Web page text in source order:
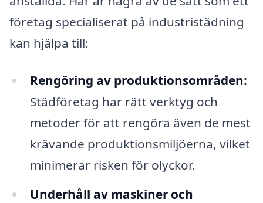
företag specialiserat på industristädning
kan hjälpa till:
Rengöring av produktionsområden:
Städföretag har rätt verktyg och
metoder för att rengöra även de mest
krävande produktionsmiljöerna, vilket
minimerar risken för olyckor.
Underhåll av maskiner och